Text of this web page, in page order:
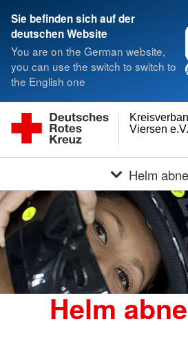
Sie befinden sich auf der
deutschen Website
You are on the German website,
you can use the switch to switch to
the English one
Viersen e.V.
Helm
Helm